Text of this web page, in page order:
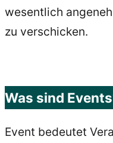
wesentlich
zu verschicken.
Was sind
Event bedeutet